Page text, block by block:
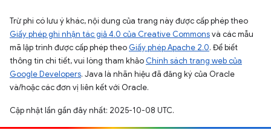
Trừ phi có lưu ý khác, nội dung của trang này được cấp phép theo
Giấy phép ghi nhận tác giả 4.0 của Creative Commonsvà các mẫu
mã lập trình được cấp phép theo Giấy phép Apache 2.0. Để biết
thông tin chi tiết, vui lòng tham khảo Chính sách trang web của
Google Developers. Java là nhãn hiệu đã đăng ký của Oracle
và/hoặc các đơn vị liên kết với Oracle.
Cập nhật lần gần đây nhất: 2025-10-08 UTC.